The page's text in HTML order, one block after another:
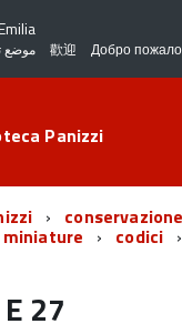
موضع 歡迎 Добро
Panizzi
miniature codici
27